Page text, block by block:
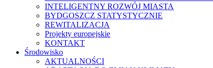
INTELIGENTNY ROZWÓJ MIASTA
BYDGOSZCZ STATYSTYCZNIE
REWITALIZACJA
Projekty europejskie
KONTAKT
Środowisko
AKTUALNOŚCI